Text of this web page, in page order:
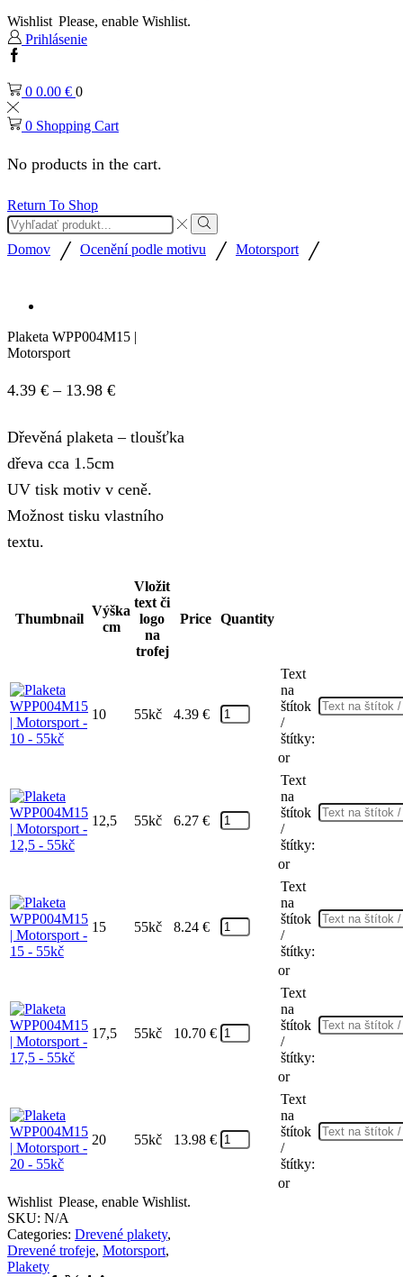
Wishlist Please, enable Wishlist.
Prihlásenie
Facebook
0 0.00 € 0
0 Shopping Cart
No products in the cart.
Return To Shop
Search
input
Search
Domov / Ocenění podle motivu / Motorsport /
Plaketa WPP004M15 |
Motorsport
4.39 € – 13.98 €Price
4.39 €
13.98 €
Dřevěná plaketa – tloušťka
dřeva cca 1.5cm
UV tisk motiv v ceně.
Možnost tisku vlastního
textu.
Thumbnail
Výška
cm
Vložit
text či
logo
na
trofej
Price Quantity
10 55kč 4.39 €
Text
na
štítok
/
štítky:
or
12,5 55kč 6.27 €
Text
na
štítok
/
štítky:
or
15 55kč 8.24 €
Text
na
štítok
/
štítky:
or
17,5 55kč 10.70 €
Text
na
štítok
/
štítky:
or
20 55kč 13.98 €
Text
na
štítok
/
štítky:
or
Wishlist Please, enable Wishlist.
SKU: N/A
Categories: Drevené plakety,
Drevené trofeje, Motorsport,
Plakety